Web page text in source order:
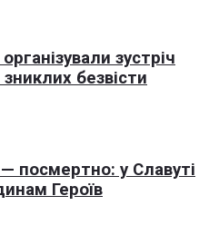
зустріч
безвісти
посмертно: у Славуті
Героїв